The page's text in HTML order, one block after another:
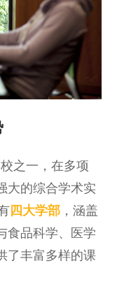
之一，在多项
大的综合学术实
四大学部 ，涵盖
食品科学、医学
了丰富多样的课